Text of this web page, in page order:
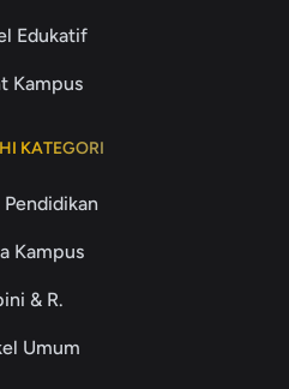
Edukatif
Kampus
KATEGORI
Kampus
& R.
Umum